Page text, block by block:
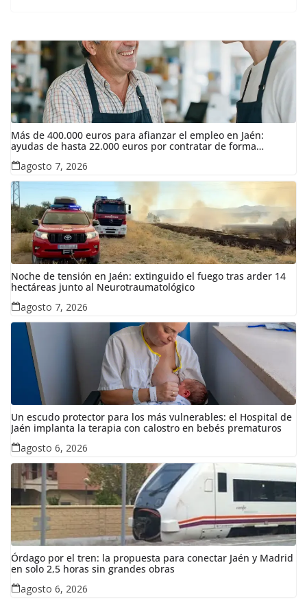
Más de 400.000 euros para afianzar el empleo en Jaén:
ayudas de hasta 22.000 euros por contratar de forma
indefinida
agosto 7, 2026
Noche de tensión en Jaén: extinguido el fuego tras arder 14
hectáreas junto al Neurotraumatológico
agosto 7, 2026
Un escudo protector para los más vulnerables: el Hospital de
Jaén implanta la terapia con calostro en bebés prematuros
agosto 6, 2026
Órdago por el tren: la propuesta para conectar Jaén y Madrid
en solo 2,5 horas sin grandes obras
agosto 6, 2026